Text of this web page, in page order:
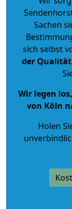
Sachen
sich selbst
der Qualität
Wir legen
von Köln
Holen